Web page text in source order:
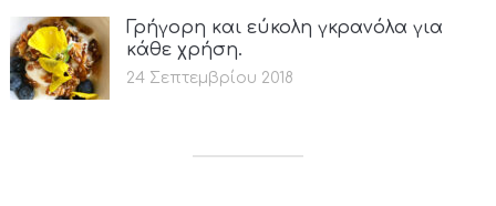
Γρήγορη και εύκολη γκρανόλα για
κάθε χρήση.
24 Σεπτεμβρίου 2018